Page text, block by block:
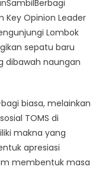
Dibeli
Key Opinion Leader
Lombok
sepatu baru
dibawah naungan
biasa, melainkan
TOMS di
makna yang
apresiasi
membentuk masa